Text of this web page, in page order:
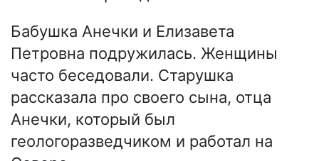
Бабушка Анечки и Елизавета
Петровна подружилась. Женщины
часто беседовали. Старушка
рассказала про своего сына, отца
Анечки, который был
геологоразведчиком и работал на